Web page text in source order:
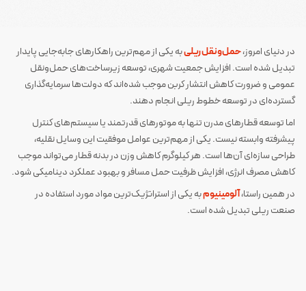
در دنیای امروز،حمل‌ونقل ریلیبه یکی از مهم‌ترین راهکارهای جابه‌جایی پایدار
تبدیل شده است. افزایش جمعیت شهری، توسعه زیرساخت‌های حمل‌ونقل
عمومی و ضرورت کاهش انتشار کربن موجب شده‌اند که دولت‌ها سرمایه‌گذاری
گسترده‌ای در توسعه خطوط ریلی انجام دهند.
اما توسعه قطارهای مدرن تنها به موتورهای قدرتمند یا سیستم‌های کنترل
پیشرفته وابسته نیست. یکی از مهم‌ترین عوامل موفقیت این وسایل نقلیه،
طراحی سازه‌ای آن‌ها است. هر کیلوگرم کاهش وزن در بدنه قطار می‌تواند موجب
کاهش مصرف انرژی، افزایش ظرفیت حمل مسافر و بهبود عملکرد دینامیکی شود.
در همین راستا،آلومینیومبه یکی از استراتژیک‌ترین مواد مورد استفاده در
صنعت ریلی تبدیل شده است.